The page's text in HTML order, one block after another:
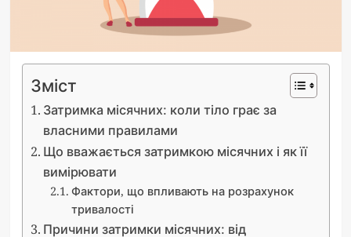
Зміст
Затримка місячних: коли тіло грає за
власними правилами
Що вважається затримкою місячних і як її
вимірювати
Фактори, що впливають на розрахунок
тривалості
Причини затримки місячних: від